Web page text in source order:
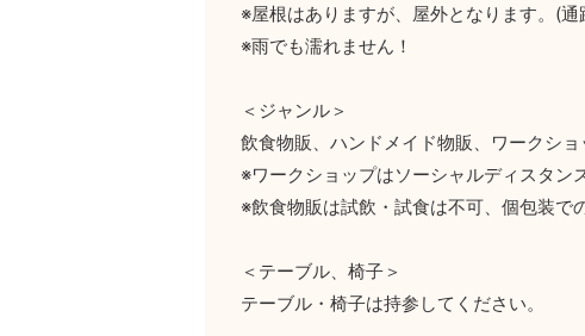
※屋根はありますが、屋外となります。(通
※雨でも濡れません！
＜ジャンル＞
飲食物販、ハンドメイド物販、ワークショ
※ワークショップはソーシャルディスタン
※飲食物販は試飲・試食は不可、個包装で
＜テーブル、椅子＞
テーブル・椅子は持参してください。